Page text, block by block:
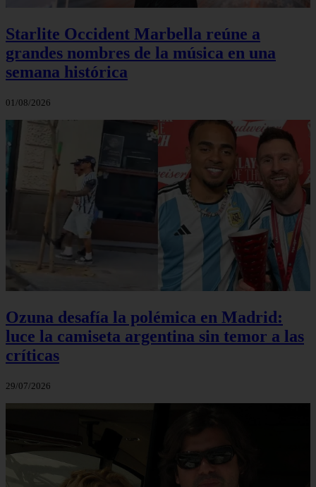
Starlite Occident Marbella reúne a
grandes nombres de la música en una
semana histórica
01/08/2026
Ozuna desafía la polémica en Madrid:
luce la camiseta argentina sin temor a las
críticas
29/07/2026